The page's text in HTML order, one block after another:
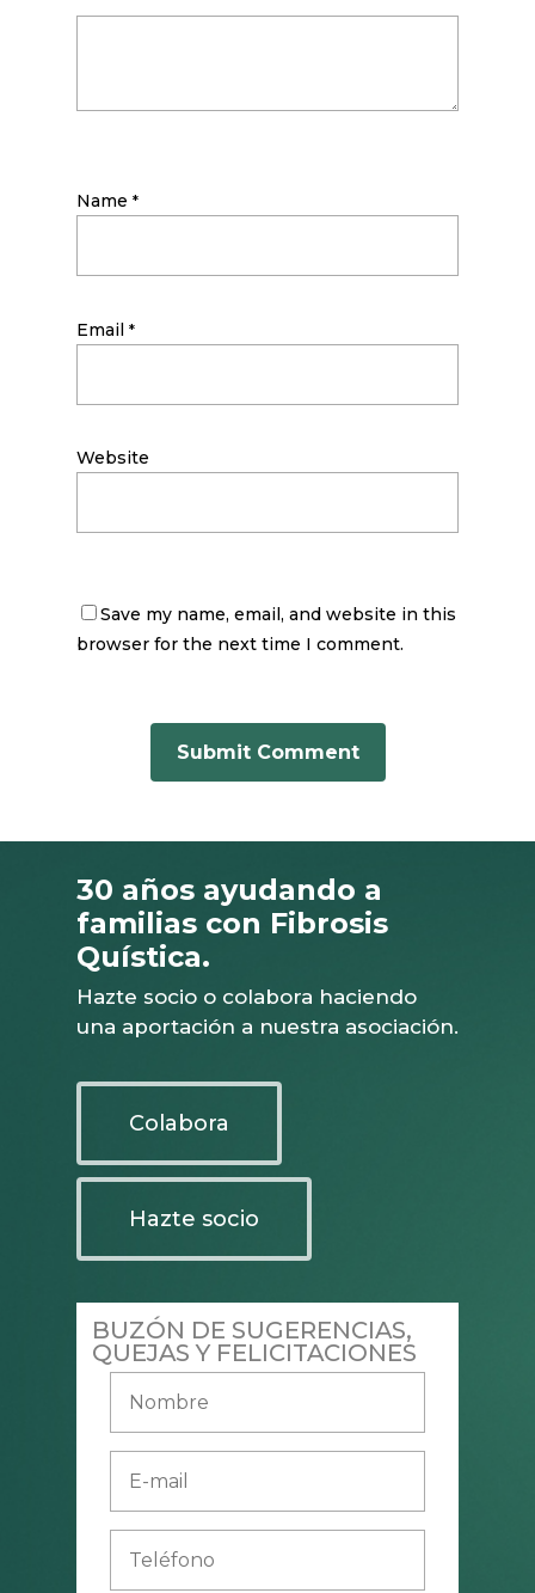
Name *
Email *
Website
Save my name, email, and website in this
browser for the next time I comment.
30 años ayudando a
familias con Fibrosis
Quística.
Hazte socio o colabora haciendo
una aportación a nuestra asociación.
Colabora
Hazte socio
BUZÓN DE SUGERENCIAS,
QUEJAS Y FELICITACIONES